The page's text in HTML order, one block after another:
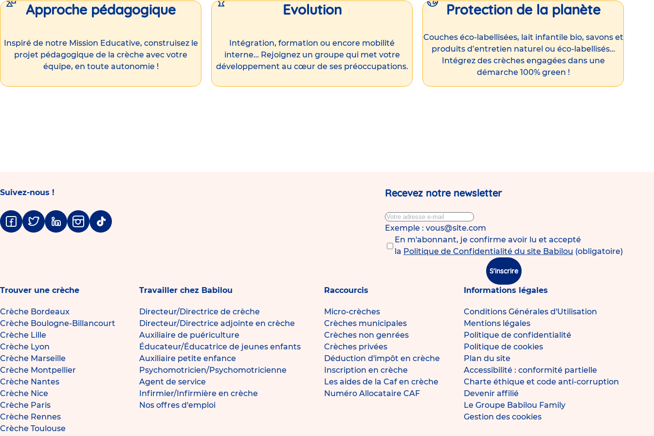
Approche pédagogique
Inspiré de notre Mission Educative, construisez le
projet pédagogique de la crèche avec votre
équipe, en toute autonomie !
Evolution
Intégration, formation ou encore mobilité
interne… Rejoignez un groupe qui met votre
développement au cœur de ses préoccupations.
Protection de la planète
Couches éco-labellisées, lait infantile bio, savons et
produits d’entretien naturel ou éco-labellisés…
Intégrez des crèches engagées dans une
démarche 100% green !
Suivez-nous !
Facebook
TwitterLinkedinInstagram
Tiktok
Recevez notre newsletter
Exemple : vous@site.com
En m'abonnant, je confirme avoir lu et accepté
la Politique de Confidentialité du site Babilou (obligatoire)
S'inscrire
Trouver une crèche
Crèche Bordeaux
Crèche Boulogne-Billancourt
Crèche Lille
Crèche Lyon
Crèche Marseille
Crèche Montpellier
Crèche Nantes
Crèche Nice
Crèche Paris
Crèche Rennes
Crèche Toulouse
Travailler chez Babilou
Directeur/Directrice de crèche
Directeur/Directrice adjointe en crèche
Auxiliaire de puériculture
Éducateur/Éducatrice de jeunes enfants
Auxiliaire petite enfance
Psychomotricien/Psychomotricienne
Agent de service
Infirmier/Infirmière en crèche
Nos offres d'emploi
Raccourcis
Micro-crèches
Crèches municipales
Crèches non genrées
Crèches privées
Déduction d'impôt en crèche
Inscription en crèche
Les aides de la Caf en crèche
Numéro Allocataire CAF
Informations légales
Conditions Générales d'Utilisation
Mentions légales
Politique de confidentialité
Politique de cookies
Plan du site
Accessibilité : conformité partielle
Charte éthique et code anti-corruption
Devenir affilié
Le Groupe Babilou Family
Gestion des cookies